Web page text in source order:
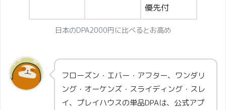
優先付
日本のDPA2000円に比べるとお高め
フローズン・エバー・アフター、ワンダリ
ング・オーケンズ・スライディング・スレ
イ、プレイハウスの単品DPAは、公式アプ